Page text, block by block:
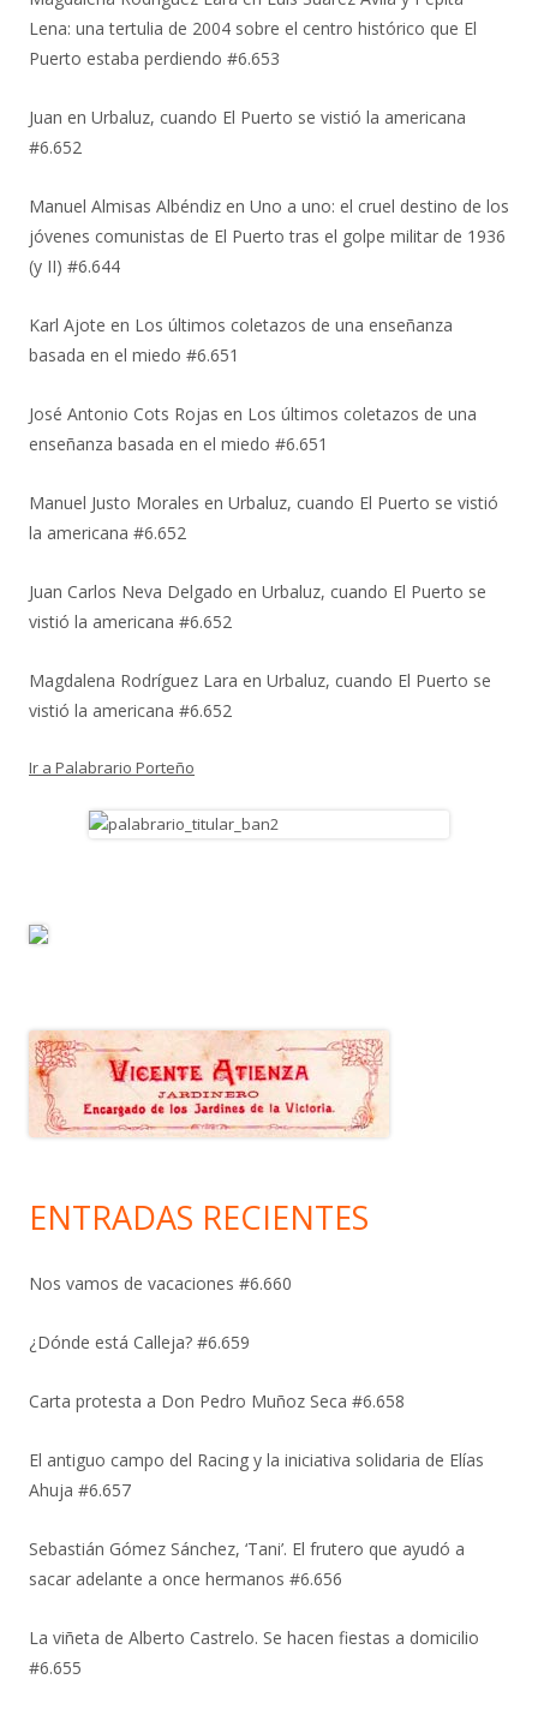
Lena: una tertulia de 2004 sobre el centro histórico que El
Puerto estaba perdiendo #6.653
Juan en Urbaluz, cuando El Puerto se vistió la americana
#6.652
Manuel Almisas Albéndiz en Uno a uno: el cruel destino de los
jóvenes comunistas de El Puerto tras el golpe militar de 1936
(y II) #6.644
Karl Ajote en Los últimos coletazos de una enseñanza
basada en el miedo #6.651
José Antonio Cots Rojas en Los últimos coletazos de una
enseñanza basada en el miedo #6.651
Manuel Justo Morales en Urbaluz, cuando El Puerto se vistió
la americana #6.652
Juan Carlos Neva Delgado en Urbaluz, cuando El Puerto se
vistió la americana #6.652
Magdalena Rodríguez Lara en Urbaluz, cuando El Puerto se
vistió la americana #6.652
Ir a Palabrario Porteño
ENTRADAS RECIENTES
Nos vamos de vacaciones #6.660
¿Dónde está Calleja? #6.659
Carta protesta a Don Pedro Muñoz Seca #6.658
El antiguo campo del Racing y la iniciativa solidaria de Elías
Ahuja #6.657
Sebastián Gómez Sánchez, ‘Tani’. El frutero que ayudó a
sacar adelante a once hermanos #6.656
La viñeta de Alberto Castrelo. Se hacen fiestas a domicilio
#6.655